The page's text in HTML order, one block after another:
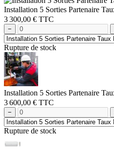
Installation 5 Sorties Partenaire
3 300,00 € TTC
−
Rupture de stock
Installation 5 Sorties Partenaire
3 600,00 € TTC
−
Rupture de stock